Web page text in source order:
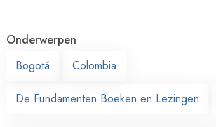
Onderwerpen
Bogotá
Colombia
De Fundamenten Boeken en Lezingen